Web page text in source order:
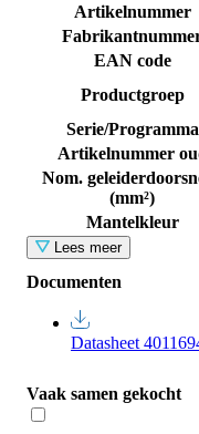
Artikelnummer
EAN code
Productgroep
Serie/Programma
Artikelnummer
Nom.
(mm²)
Mantelkleur
Lees meer
Documenten
Datasheet
Vaak samen gekocht